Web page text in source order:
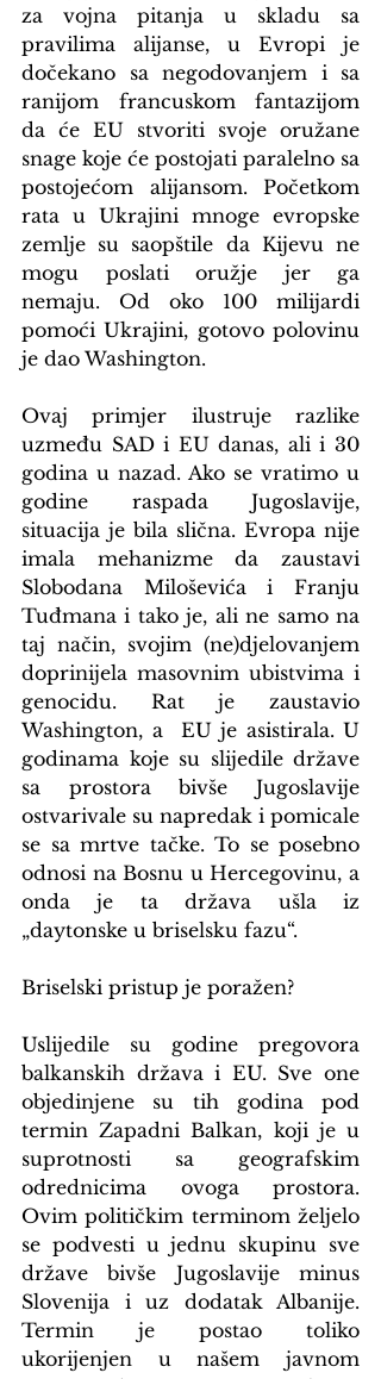
za vojna pitanja u skladu sa
pravilima alijanse, u Evropi je
dočekano sa negodovanjem i sa
ranijom francuskom fantazijom
da će EU stvoriti svoje oružane
snage koje će postojati paralelno sa
postojećom alijansom. Početkom
rata u Ukrajini mnoge evropske
zemlje su saopštile da Kijevu ne
mogu poslati oružje jer ga
nemaju. Od oko 100 milijardi
pomoći Ukrajini, gotovo polovinu
je dao Washington.
Ovaj primjer ilustruje razlike
uzmeđu SAD i EU danas, ali i 30
godina u nazad. Ako se vratimo u
godine raspada Jugoslavije,
situacija je bila slična. Evropa nije
imala mehanizme da zaustavi
Slobodana Miloševića i Franju
Tuđmana i tako je, ali ne samo na
taj način, svojim (ne)djelovanjem
doprinijela masovnim ubistvima i
genocidu. Rat je zaustavio
Washington, a  EU je asistirala. U
godinama koje su slijedile države
sa prostora bivše Jugoslavije
ostvarivale su napredak i pomicale
se sa mrtve tačke. To se posebno
odnosi na Bosnu u Hercegovinu, a
onda je ta država ušla iz
„daytonske u briselsku fazu“.
Briselski pristup je poražen?
Uslijedile su godine pregovora
balkanskih država i EU. Sve one
objedinjene su tih godina pod
termin Zapadni Balkan, koji je u
suprotnosti sa geografskim
odrednicima ovoga prostora.
Ovim političkim terminom željelo
se podvesti u jednu skupinu sve
države bivše Jugoslavije minus
Slovenija i uz dodatak Albanije.
Termin je postao toliko
ukorijenjen u našem javnom